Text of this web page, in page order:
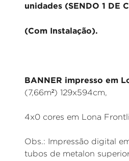
unidades (SENDO 1 DE
(Com Instalação).
BANNER impresso em
(7,66m²) 129x594cm,
4x0 cores em Lona
Obs.: Impressão digital
tubos de metalon